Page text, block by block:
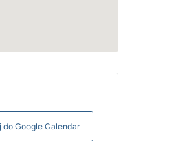
do Google Calendar